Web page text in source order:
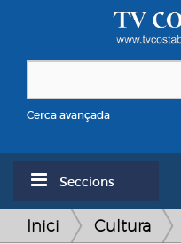
Cerca avançada
Seccions
Inici Cultura